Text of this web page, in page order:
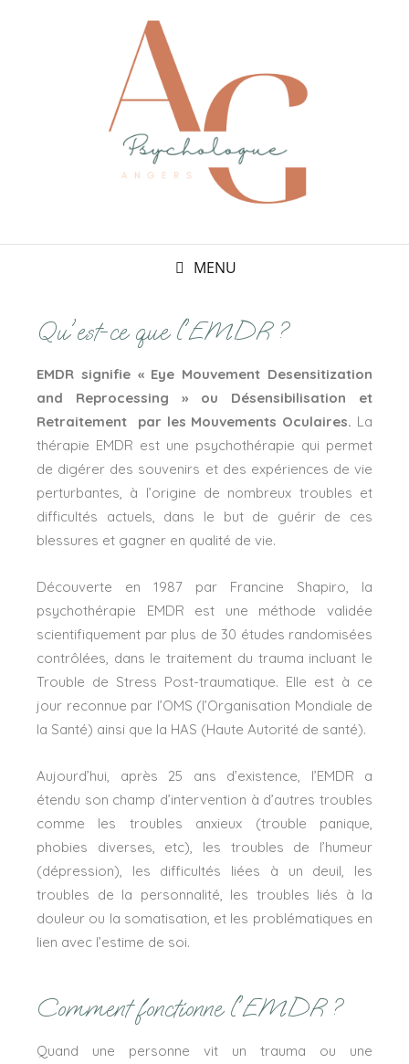
MENU
Qu'est-ce que l'EMDR ?
EMDR signifie « Eye Mouvement Desensitization
and Reprocessing » ou Désensibilisation et
Retraitement par les Mouvements Oculaires. La
thérapie EMDR est une psychothérapie qui permet
de digérer des souvenirs et des expériences de vie
perturbantes, à l’origine de nombreux troubles et
difficultés actuels, dans le but de guérir de ces
blessures et gagner en qualité de vie.
Découverte en 1987 par Francine Shapiro, la
psychothérapie EMDR est une méthode validée
scientifiquement par plus de 30 études randomisées
contrôlées, dans le traitement du trauma incluant le
Trouble de Stress Post-traumatique. Elle est à ce
jour reconnue par l’OMS (l’Organisation Mondiale de
la Santé) ainsi que la HAS (Haute Autorité de santé).
Aujourd’hui, après 25 ans d’existence, l’EMDR a
étendu son champ d’intervention à d’autres troubles
comme les troubles anxieux (trouble panique,
phobies diverses, etc), les troubles de l’humeur
(dépression), les difficultés liées à un deuil, les
troubles de la personnalité, les troubles liés à la
douleur ou la somatisation, et les problématiques en
lien avec l’estime de soi.
Comment fonctionne l'EMDR ?
Quand une personne vit un trauma ou une